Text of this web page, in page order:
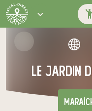
le jardin